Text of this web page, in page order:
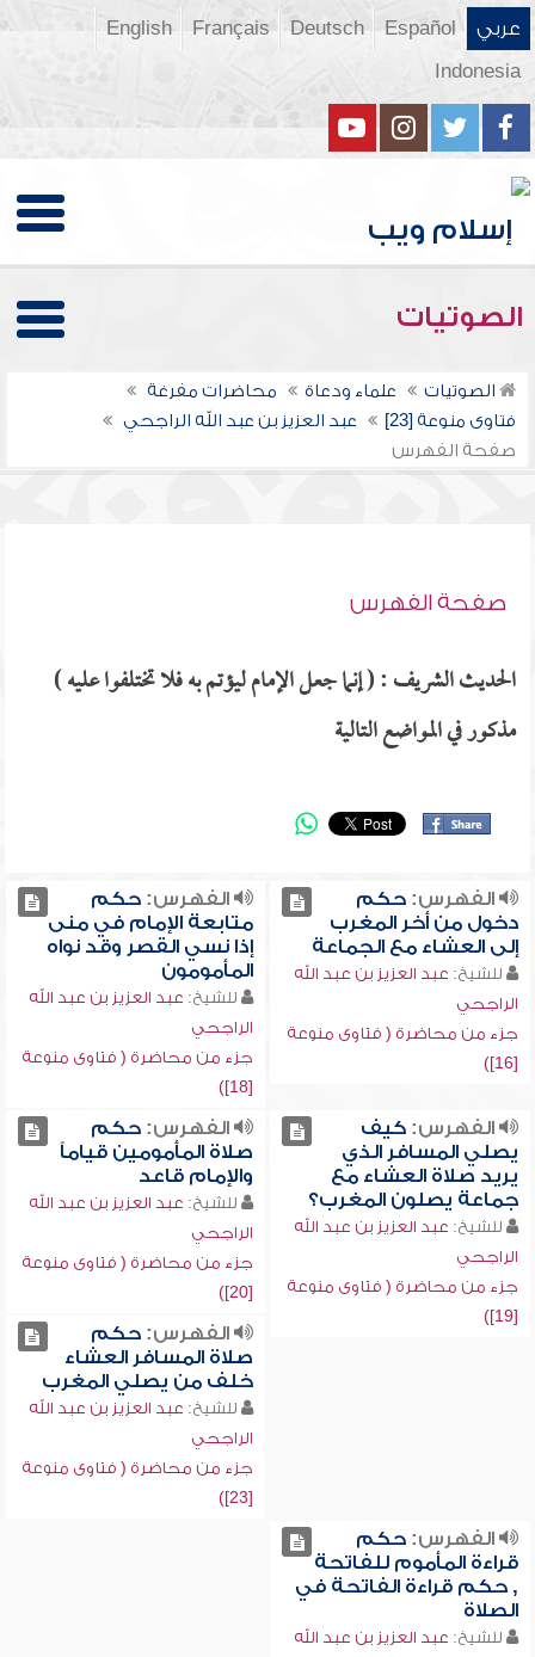
عربي Español
Deutsch
Français
English
Indonesia
الصوتيات
الصوتيات علماء ودعاة
محاضرات مفرغة
فتاوى منوعة [23]
عبد العزيز بن عبد الله الراجحي
صفحة الفهرس
صفحة الفهرس
الحديث الشريف : ( إنما جعل الإمام ليؤتم به فلا تختلفوا عليه )
مذكور في المواضع التالية
الفهرس:حكم
دخول من أخر المغرب
إلى العشاء مع الجماعة
للشيخ: عبد العزيز بن عبد الله
الراجحي
جزء من محاضرة ( فتاوى منوعة
[16])
الفهرس:حكم
متابعة الإمام في منى
إذا نسي القصر وقد نواه
المأمومون
للشيخ: عبد العزيز بن عبد الله
الراجحي
جزء من محاضرة ( فتاوى منوعة
[18])
الفهرس:كيف
يصلي المسافر الذي
يريد صلاة العشاء مع
جماعة يصلون المغرب؟
للشيخ: عبد العزيز بن عبد الله
الراجحي
جزء من محاضرة ( فتاوى منوعة
[19])
الفهرس:حكم
صلاة المأمومين قياماً
والإمام قاعد
للشيخ: عبد العزيز بن عبد الله
الراجحي
جزء من محاضرة ( فتاوى منوعة
[20])
الفهرس:حكم
صلاة المسافر العشاء
خلف من يصلي المغرب
للشيخ: عبد العزيز بن عبد الله
الراجحي
جزء من محاضرة ( فتاوى منوعة
[23])
الفهرس:حكم
قراءة المأموم للفاتحة
, حكم قراءة الفاتحة في
الصلاة
للشيخ: عبد العزيز بن عبد الله